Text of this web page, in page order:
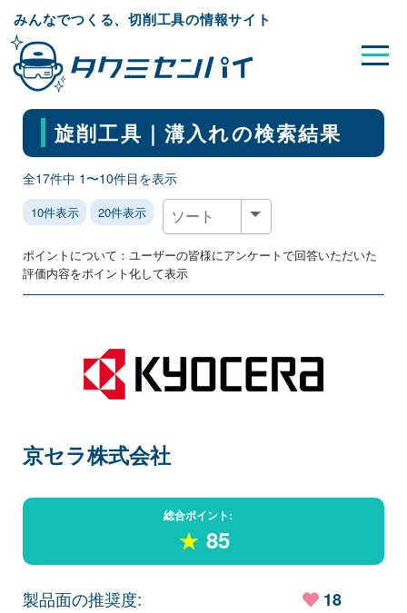
みんなでつくる、切削工具の情報サイト
旋削工具｜溝入れの検索結果
全17件中 1〜10件目を表示
10件表示 20件表示
ポイントについて：ユーザーの皆様にアンケートで回答いただいた
評価内容をポイント化して表示
京セラ株式会社
総合ポイント:
★ 85
製品面の推奨度:
18